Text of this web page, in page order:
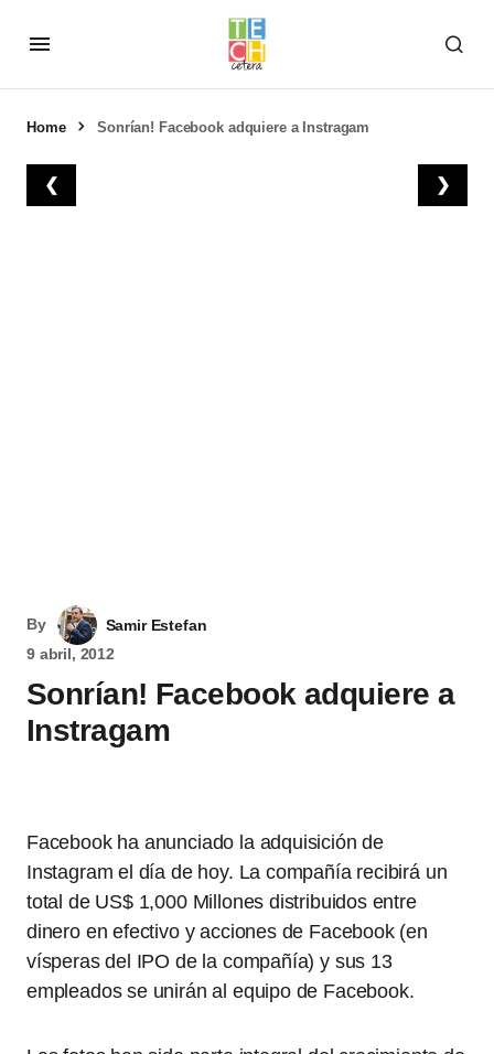
Home Sonrían! Facebook adquiere a Instragam
❮ ❯
By
Samir Estefan
9 abril, 2012
Sonrían! Facebook adquiere a
Instragam
Facebook ha anunciado la adquisición de
Instagram el día de hoy. La compañía recibirá un
total de US$ 1,000 Millones distribuidos entre
dinero en efectivo y acciones de Facebook (en
vísperas del IPO de la compañía) y sus 13
empleados se unirán al equipo de Facebook.